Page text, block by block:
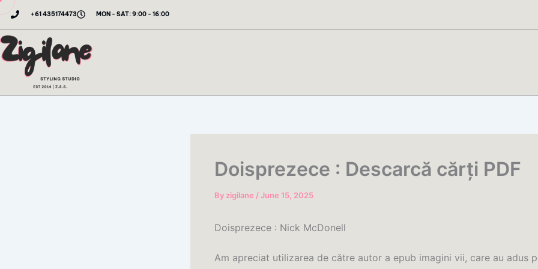
Skip
content
+61 435174473 MON - SAT: 9:00 - 16:00
Doisprezece : Descarcă cărți PDF
By zigilane /June 15, 2025
Doisprezece : Nick McDonell
Am apreciat utilizarea de către autor a epub imagini vii, care au adus